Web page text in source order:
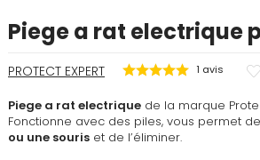
Piege a rat electrique
PROTECT EXPERT 1 avis
Piege a rat electrique de la marque
Fonctionne avec des piles, vous permet de
ou une souris et de l’éliminer.